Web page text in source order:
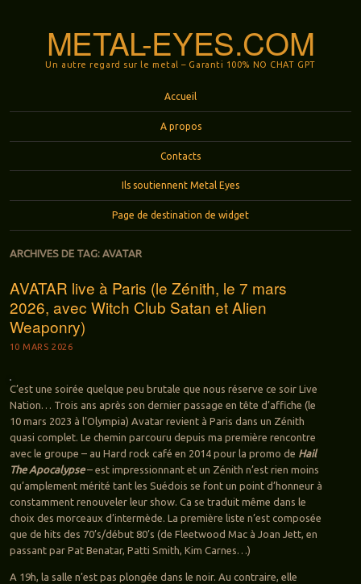
METAL-EYES.COM
Un autre regard sur le metal – Garanti 100% NO CHAT GPT
Accueil
A propos
Contacts
Ils soutiennent Metal Eyes
Page de destination de widget
ARCHIVES DE TAG: AVATAR
AVATAR live à Paris (le Zénith, le 7 mars
2026, avec Witch Club Satan et Alien
Weaponry)
10 MARS 2026
C’est une soirée quelque peu brutale que nous réserve ce soir Live
Nation… Trois ans après son dernier passage en tête d’affiche (le
10 mars 2023 à l’Olympia) Avatar revient à Paris dans un Zénith
quasi complet. Le chemin parcouru depuis ma première rencontre
avec le groupe – au Hard rock café en 2014 pour la promo de Hail
The Apocalypse– est impressionnant et un Zénith n’est rien moins
qu’amplement mérité tant les Suédois se font un point d’honneur à
constamment renouveler leur show. Ca se traduit même dans le
choix des morceaux d’intermède. La première liste n’est composée
que de hits des 70’s/début 80’s (de Fleetwood Mac à Joan Jett, en
passant par Pat Benatar, Patti Smith, Kim Carnes…)
A 19h, la salle n’est pas plongée dans le noir. Au contraire, elle